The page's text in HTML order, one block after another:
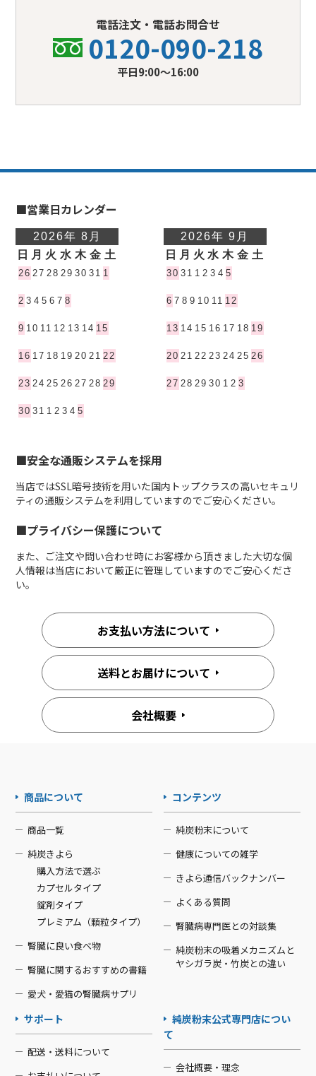
電話注文・電話お問合せ
0120-090-218
平日9:00〜16:00
■営業日カレンダー
■安全な通販システムを採用
当店ではSSL暗号技術を用いた国内トップクラスの高いセキュリ
ティの通販システムを利用していますのでご安心ください。
■プライバシー保護について
また、ご注文や問い合わせ時にお客様から頂きました大切な個
人情報は当店において厳正に管理していますのでご安心くださ
い。
お支払い方法について
送料とお届けについて
会社概要
商品について
商品一覧
純炭きよら
購入方法で選ぶ
カプセルタイプ
錠剤タイプ
プレミアム（顆粒タイプ）
腎臓に良い食べ物
腎臓に関するおすすめの書籍
愛犬・愛猫の腎臓病サプリ
コンテンツ
純炭粉末について
健康についての雑学
きよら通信バックナンバー
よくある質問
腎臓病専門医との対談集
純炭粉末の吸着メカニズムと
ヤシガラ炭・竹炭との違い
サポート
配送・送料について
純炭粉末公式専門店につい
て
会社概要・理念